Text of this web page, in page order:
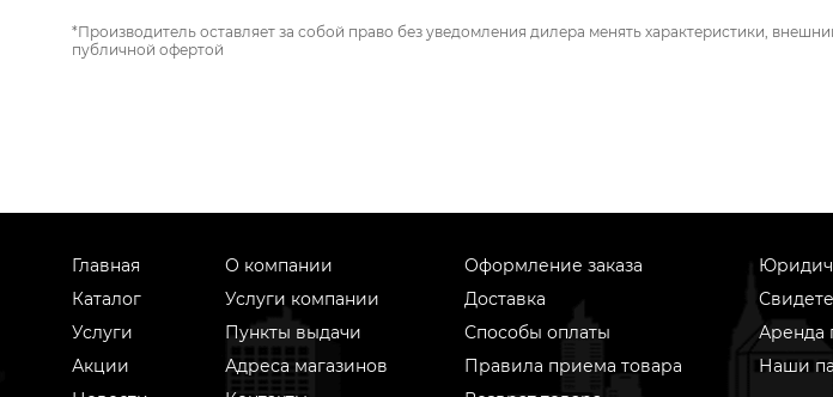
*Производитель оставляет за собой право без уведомления дилера менять характеристики,
публичной офертой
Главная
Каталог
Услуги
Акции
О компании
Услуги компании
Пункты выдачи
Адреса магазинов
Оформление заказа
Доставка
Способы оплаты
Правила приема товара
Аренда
Наши